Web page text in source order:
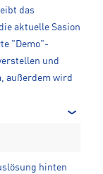
das
aktuelle Sasion
"Demo"-
und
außerdem wird
hinten